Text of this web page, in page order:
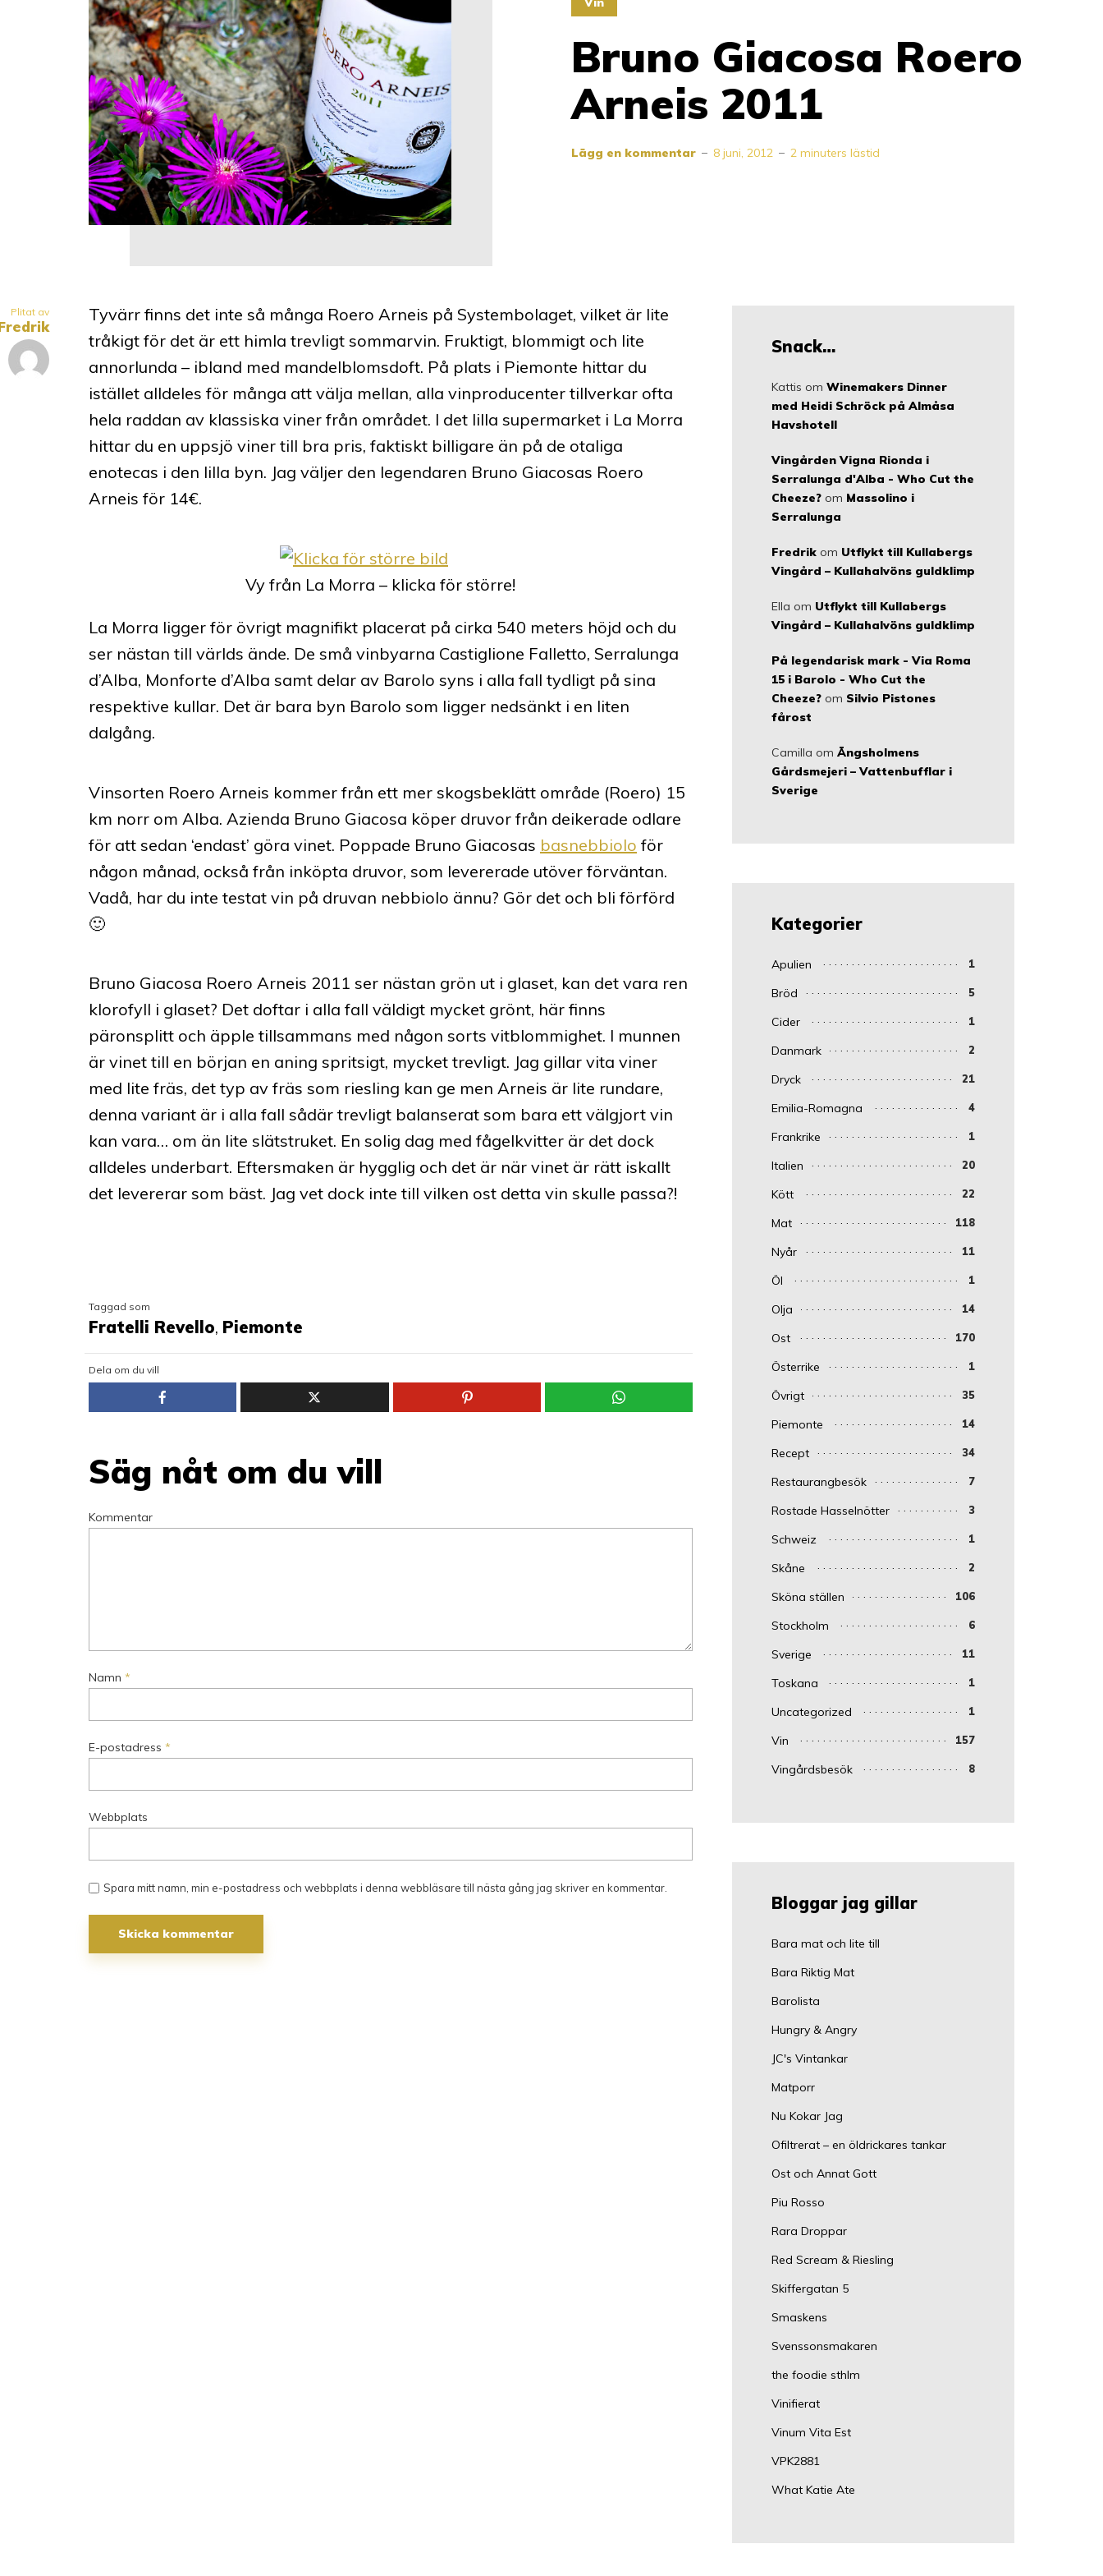
Bruno Giacosa Roero
Arneis 2011
Lägg en kommentar 8 juni, 2012 2 minuters lästid
Plitat av
Tyvärr finns det inte så många Roero Arneis på Systembolaget, vilket är lite
tråkigt för det är ett himla trevligt sommarvin. Fruktigt, blommigt och lite
annorlunda – ibland med mandelblomsdoft. På plats i Piemonte hittar du
istället alldeles för många att välja mellan, alla vinproducenter tillverkar ofta
hela raddan av klassiska viner från området. I det lilla supermarket i La Morra
hittar du en uppsjö viner till bra pris, faktiskt billigare än på de otaliga
enotecas i den lilla byn. Jag väljer den legendaren Bruno Giacosas Roero
Arneis för 14€.
Vy från La Morra – klicka för större!
La Morra ligger för övrigt magnifikt placerat på cirka 540 meters höjd och du
ser nästan till världs ände. De små vinbyarna Castiglione Falletto, Serralunga
d’Alba, Monforte d’Alba samt delar av Barolo syns i alla fall tydligt på sina
respektive kullar. Det är bara byn Barolo som ligger nedsänkt i en liten
dalgång.
Vinsorten Roero Arneis kommer från ett mer skogsbeklätt område (Roero) 15
km norr om Alba. Azienda Bruno Giacosa köper druvor från deikerade odlare
för att sedan ‘endast’ göra vinet. Poppade Bruno Giacosas basnebbiolo för
någon månad, också från inköpta druvor, som levererade utöver förväntan.
Vadå, har du inte testat vin på druvan nebbiolo ännu? Gör det och bli förförd
🙂
Bruno Giacosa Roero Arneis 2011 ser nästan grön ut i glaset, kan det vara ren
klorofyll i glaset? Det doftar i alla fall väldigt mycket grönt, här finns
päronsplitt och äpple tillsammans med någon sorts vitblommighet. I munnen
är vinet till en början en aning spritsigt, mycket trevligt. Jag gillar vita viner
med lite fräs, det typ av fräs som riesling kan ge men Arneis är lite rundare,
denna variant är i alla fall sådär trevligt balanserat som bara ett välgjort vin
kan vara… om än lite slätstruket. En solig dag med fågelkvitter är det dock
alldeles underbart. Eftersmaken är hygglig och det är när vinet är rätt iskallt
det levererar som bäst. Jag vet dock inte till vilken ost detta vin skulle passa?!
Taggad som
Fratelli Revello, Piemonte
Dela om du vill
Säg nåt om du vill
Kommentar
Namn *
E-postadress *
Webbplats
Spara mitt namn, min e-postadress och webbplats i denna webbläsare till nästa gång jag skriver en kommentar.
Snack…
Kattis om Winemakers Dinner
med Heidi Schröck på Almåsa
Havshotell
Vingården Vigna Rionda i
Serralunga d'Alba - Who Cut the
Cheeze? om Massolino i
Serralunga
Fredrik om Utflykt till Kullabergs
Vingård – Kullahalvöns guldklimp
Ella om Utflykt till Kullabergs
Vingård – Kullahalvöns guldklimp
På legendarisk mark - Via Roma
15 i Barolo - Who Cut the
Cheeze? om Silvio Pistones
fårost
Camilla om Ängsholmens
Gårdsmejeri – Vattenbufflar i
Sverige
Kategorier
Apulien 1
Bröd 5
Cider 1
Danmark 2
Dryck 21
Emilia-Romagna 4
Frankrike 1
Italien 20
Kött 22
Mat 118
Nyår 11
Öl 1
Olja 14
Ost 170
Österrike 1
Övrigt 35
Piemonte 14
Recept 34
Restaurangbesök 7
Rostade Hasselnötter 3
Schweiz 1
Skåne 2
Sköna ställen 106
Stockholm 6
Sverige 11
Toskana 1
Uncategorized 1
Vin 157
Vingårdsbesök 8
Bloggar jag gillar
Bara mat och lite till
Bara Riktig Mat
Barolista
Hungry & Angry
JC's Vintankar
Matporr
Nu Kokar Jag
Ofiltrerat – en öldrickares tankar
Ost och Annat Gott
Piu Rosso
Rara Droppar
Red Scream & Riesling
Skiffergatan 5
Smaskens
Svenssonsmakaren
the foodie sthlm
Vinifierat
Vinum Vita Est
VPK2881
What Katie Ate